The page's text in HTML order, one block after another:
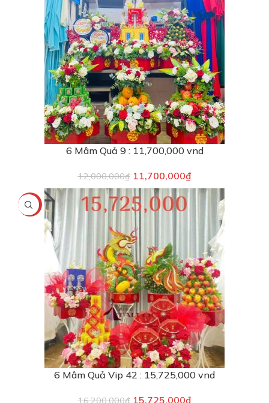
6 Mâm Quả 9 : 11,700,000 vnd
12,000,000₫ 11,700,000₫
-3%
6 Mâm Quả Vip 42 : 15,725,000 vnd
16,200,000₫ 15,725,000₫